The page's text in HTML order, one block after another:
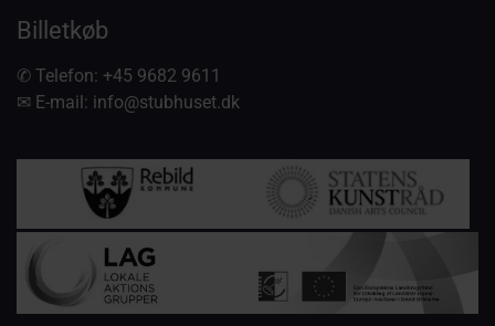
Billetkøb
✆ Telefon: +45 9682 9611
✉ E-mail: info@stubhuset.dk
Arrangementer støttes af: